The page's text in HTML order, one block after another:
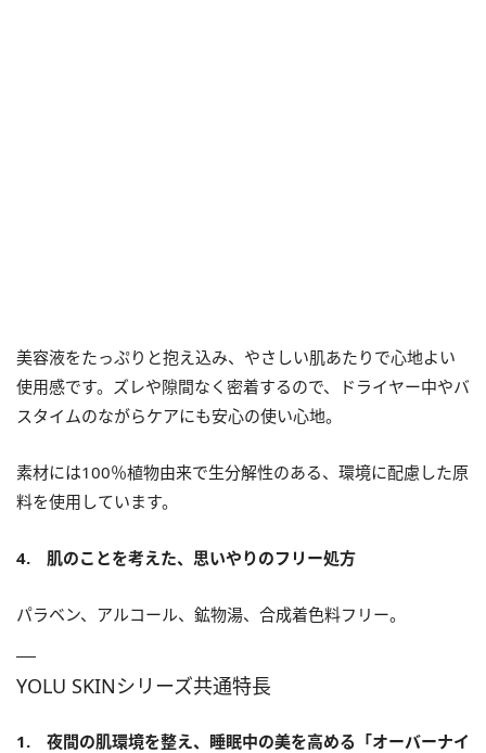
美容液をたっぷりと抱え込み、やさしい肌あたりで心地よい
使用感です。ズレや隙間なく密着するので、ドライヤー中やバ
スタイムのながらケアにも安心の使い心地。
素材には100％植物由来で生分解性のある、環境に配慮した原
料を使用しています。
4. 肌のことを考えた、思いやりのフリー処方
パラベン、アルコール、鉱物湯、合成着色料フリー。
YOLU SKINシリーズ共通特長
1. 夜間の肌環境を整え、睡眠中の美を高める「オーバーナイ